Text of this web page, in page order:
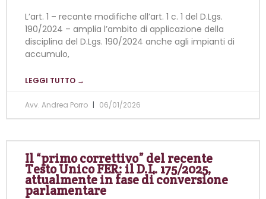
L’art. 1 – recante modifiche all’art. 1 c. 1 del D.Lgs.
190/2024 – amplia l’ambito di applicazione della
disciplina del D.Lgs. 190/2024 anche agli impianti di
accumulo,
LEGGI TUTTO →
Avv. Andrea Porro 06/01/2026
Il “primo correttivo” del recente
Testo Unico FER: il D.L. 175/2025,
attualmente in fase di conversione
parlamentare